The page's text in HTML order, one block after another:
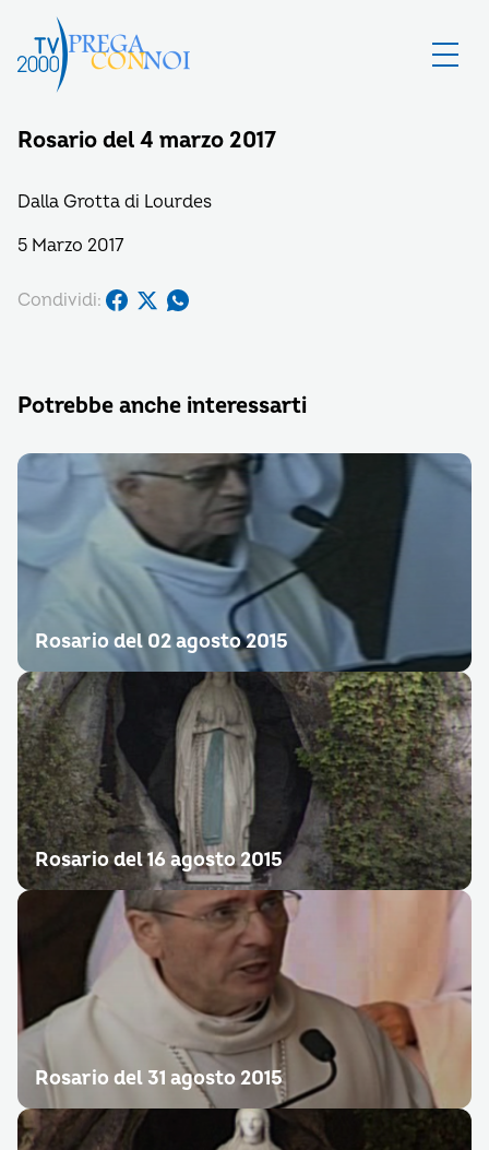
Rosario del 4 marzo 2017
Dalla Grotta di Lourdes
5 Marzo 2017
Condividi:
Potrebbe anche interessarti
Rosario del 02 agosto 2015
Rosario del 16 agosto 2015
Rosario del 31 agosto 2015